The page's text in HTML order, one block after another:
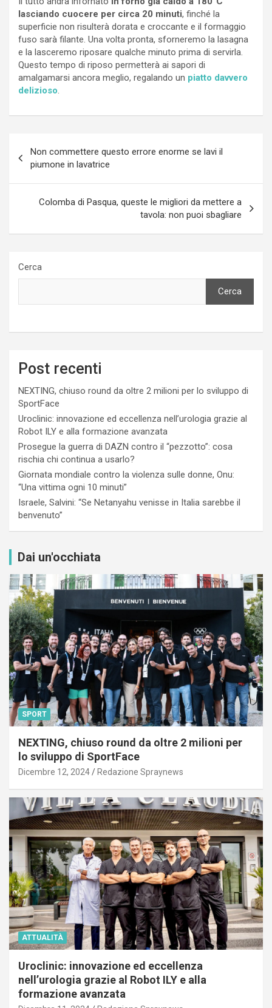
lasciando cuocere per circa 20 minuti, finché la
superficie non risulterà dorata e croccante e il formaggio
fuso sarà filante. Una volta pronta, sforneremo la lasagna
e la lasceremo riposare qualche minuto prima di servirla.
Questo tempo di riposo permetterà ai sapori di
amalgamarsi ancora meglio, regalando un piatto davvero
delizioso.
articoli
Non commettere questo errore enorme se lavi il
piumone in lavatrice
Colomba di Pasqua, queste le migliori da mettere a
tavola: non puoi sbagliare
Cerca
Cerca
Post recenti
NEXTING, chiuso round da oltre 2 milioni per lo sviluppo di
SportFace
Uroclinic: innovazione ed eccellenza nell’urologia grazie al
Robot ILY e alla formazione avanzata
Prosegue la guerra di DAZN contro il “pezzotto”: cosa
rischia chi continua a usarlo?
Giornata mondiale contro la violenza sulle donne, Onu:
“Una vittima ogni 10 minuti”
Israele, Salvini: “Se Netanyahu venisse in Italia sarebbe il
benvenuto”
Dai un'occhiata
SPORT
NEXTING, chiuso round da oltre 2 milioni per
lo sviluppo di SportFace
Dicembre 12, 2024 Redazione Spraynews
ATTUALITÀ
Uroclinic: innovazione ed eccellenza
nell’urologia grazie al Robot ILY e alla
formazione avanzata